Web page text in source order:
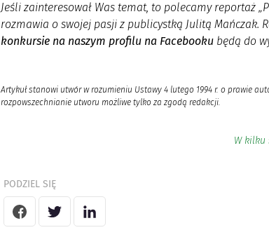
Jeśli zainteresował Was temat, to polecamy reportaż
rozmawia o swojej pasji z publicystką Julitą Mańczak.
konkursie na naszym profilu na Facebookubędą do
Artykuł stanowi utwór w rozumieniu Ustawy 4 lutego 1994 r. o prawie
rozpowszechnianie utworu możliwe tylko za zgodą redakcji.
W
PODZIEL SIĘ